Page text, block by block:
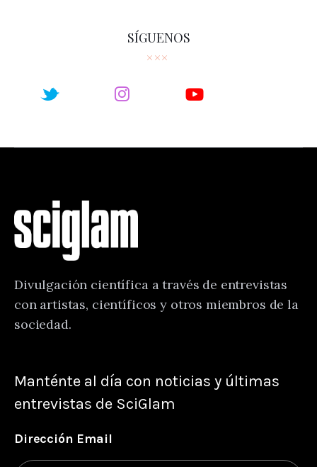
SÍGUENOS
Divulgación científica a través de entrevistas
con artistas, científicos y otros miembros de la
sociedad.
Manténte al día con noticias y últimas
entrevistas de SciGlam
Dirección Email